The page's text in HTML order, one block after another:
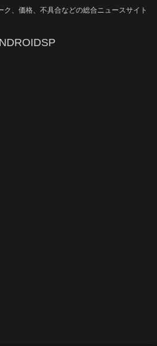
、価格、不具合などの総合ニュースサイト